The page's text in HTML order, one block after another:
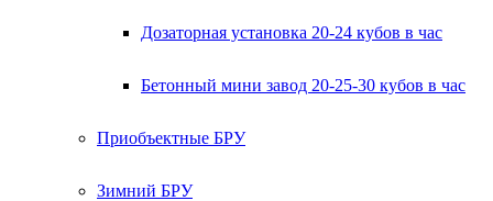
Дозаторная установка 20-24 кубов в час
Бетонный мини завод 20-25-30 кубов в час
Приобъектные БРУ
Зимний БРУ